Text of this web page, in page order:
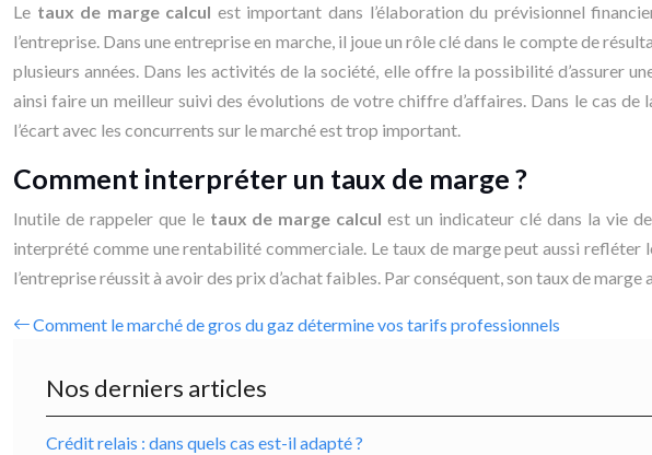
Le taux de marge calcul est important dans l’élaboration du prévisionnel
l’entreprise. Dans une entreprise en marche, il joue un rôle clé dans le compte de
plusieurs années. Dans les activités de la société, elle offre la possibilité d’assurer
ainsi faire un meilleur suivi des évolutions de votre chiffre d’affaires. Dans le cas de
l’écart avec les concurrents sur le marché est trop important.
Comment interpréter un taux de marge ?
Inutile de rappeler que le taux de marge calcul est un indicateur clé dans la vie
interprété comme une rentabilité commerciale. Le taux de marge peut aussi
l’entreprise réussit à avoir des prix d’achat faibles. Par conséquent, son taux de
Comment le marché de gros du gaz détermine vos tarifs professionnels
Nos derniers articles
Crédit relais : dans quels cas est-il adapté ?